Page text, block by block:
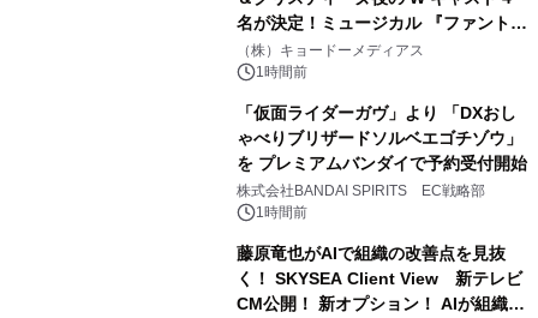
名が決定！ミュージカル 『ファント
ム』
（株）キョードーメディアス
1時間前
「仮面ライダーガヴ」より 「DXおし
ゃべりブリザードソルベエゴチゾウ」
を プレミアムバンダイで予約受付開始
株式会社BANDAI SPIRITS EC戦略部
1時間前
藤原竜也がAIで組織の改善点を見抜
く！ SKYSEA Client View 新テレビ
CM公開！ 新オプション！ AIが組織の